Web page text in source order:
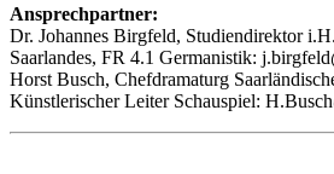
Ansprechpartner:
Dr. Johannes Birgfeld, Studiendirektor
Saarlandes, FR 4.1 Germanistik:
Horst Busch, Chefdramaturg
Künstlerischer Leiter Schauspiel: